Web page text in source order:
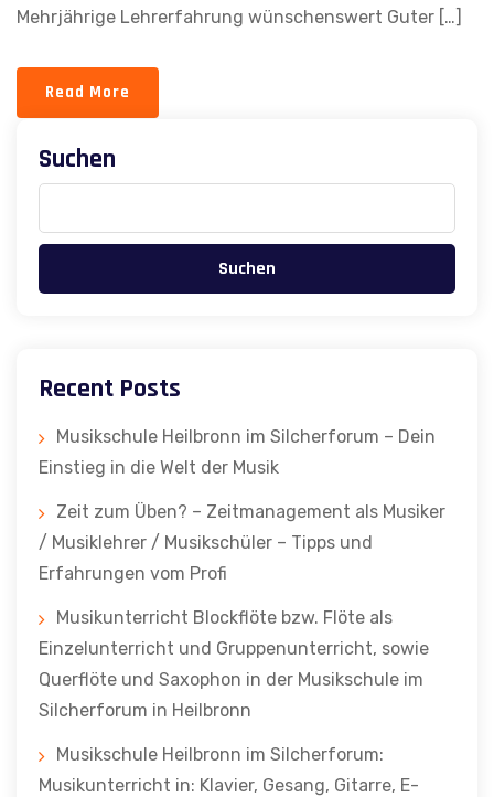
Mehrjährige Lehrerfahrung wünschenswert Guter […]
Read More
Suchen
Suchen
Recent Posts
Musikschule Heilbronn im Silcherforum – Dein
Einstieg in die Welt der Musik
Zeit zum Üben? – Zeitmanagement als Musiker
/ Musiklehrer / Musikschüler – Tipps und
Erfahrungen vom Profi
Musikunterricht Blockflöte bzw. Flöte als
Einzelunterricht und Gruppenunterricht, sowie
Querflöte und Saxophon in der Musikschule im
Silcherforum in Heilbronn
Musikschule Heilbronn im Silcherforum:
Musikunterricht in: Klavier, Gesang, Gitarre, E-